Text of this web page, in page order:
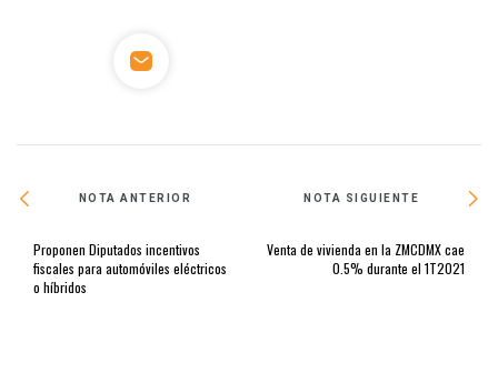
NOTA ANTERIOR
Proponen Diputados incentivos
fiscales para automóviles eléctricos
o híbridos
NOTA SIGUIENTE
Venta de vivienda en la ZMCDMX cae
0.5% durante el 1T2021